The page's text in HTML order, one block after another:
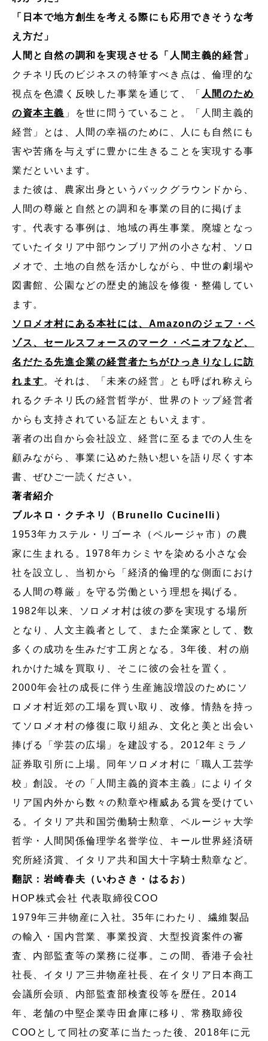
「日本で地方創生を考える際にも応用できそうな考
え方だ」
人間と自然の調和を実現させる「人間主義的経営」
クチネリ氏のビジネスの特筆すべき点は、倫理的な
視点を色濃く反映した事業を通じて、「
人間のため
の資本主義 」を世に問うていること。「人間主義的
経営」とは、人間の幸福のために、人にも自然にも
害や苦痛を与えずに豊かに生きることを実現する事
業だといいます。
また彼は、農家出身というバックグラウンドから、
人間の尊厳と自然との調和を事業の目的に掲げま
す。代表する事例は、地域の再生事業。廃墟となっ
ていたイタリア中部ウンブリア州の小さな村、ソロ
メオで、土地の自然を活かしながら、中世の劇場や
図書館、公園などの歴史的施設を修復・整備してい
ます。
ソロメオ村にある本社には、Amazonのジェフ・ベ
ゾス、セールスフォースのマーク・ベニオフなど、
名だたる先進企業の経営者たちがひっきりなしに訪
れます 。それは、「未来の経営」とも呼ばれ称えら
れるクチネリ氏の経営哲学が、世界のトップ経営者
からも支持されている証左ともいえます。
著者の出自から会社設立、経営に至るまでの人生を
顧みながら、事業に込めた熱い想いを語り尽くす本
書、ぜひご一読ください。
著者紹介
ブルネロ・クチネリ（Brunello Cucinelli）
1953年カステル・リゴーネ（ペルージャ市）の農
家に生まれる。1978年カシミヤを染める小さな会
社を設立し、当初から「経済的倫理的な側面におけ
る人間の尊厳」を守る労働という理想を掲げる。
1982年以来、ソロメオ村は彼の夢を実現する場所
となり、人文主義者として、また企業家として、数
多くの成功を生みだす工房となる。3年後、村の崩
れかけた城を買取り、そこに彼の会社を置く。
2000年会社の成長に伴う生産施設増設のためにソ
ロメオ村近郊の工場を買い取り、改修。情熱を持っ
てソロメオ村の修復に取り組み、文化と美と出会い
捧げる「学芸の広場」を建設する。2012年ミラノ
証券取引所に上場。同年ソロメオ村に「職人工芸学
校」創設。その「人間主義的資本主義」によりイタ
リア国内外から数々の勲章や権威ある賞を受けてい
る。イタリア共和国労働騎士勲章、ペルージャ大学
哲学・人間関係倫理学名誉学位、キール世界経済研
究所経済賞、イタリア共和国大十字騎士勲章など。
翻訳：岩崎春夫（いわさき・はるお）
HOP株式会社 代表取締役COO
1979年三井物産に入社。35年にわたり、繊維製品
の輸入・国内営業、事業投資、大型投資案件の審
査、内部監査等の業務に従事。この間、香港子会社
社長、イタリア三井物産社長、在イタリア日本商工
会議所会頭、内部監査部検査役等を歴任。2014
年、老舗の中堅企業寺田倉庫に移り、常務取締役
COOとして同社の変革に当たった後、2018年に元